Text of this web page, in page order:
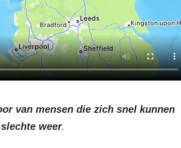
van mensen die zich snel kunnen
weer.